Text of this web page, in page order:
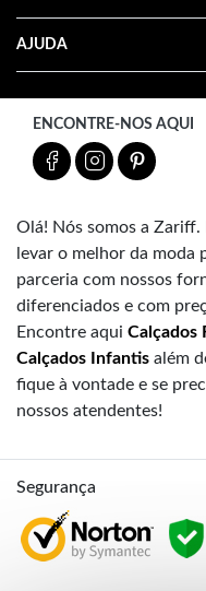
AJUDA
ENCONTRE-NOS AQUI
Olá! Nós somos a
levar o melhor da moda
parceria com nossos
diferenciados e com
Encontre aqui Calçados
Calçados Infantis além
fique à vontade e se
nossos atendentes!
Segurança